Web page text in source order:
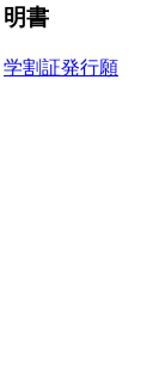
明書
学割証発行願